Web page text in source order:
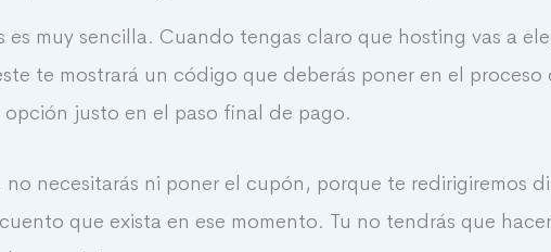
es muy sencilla. Cuando tengas claro que hosting vas a
te mostrará un código que deberás poner en el
justo en el paso final de pago.
necesitarás ni poner el cupón, porque te redirigiremos
que exista en ese momento. Tu no tendrás que